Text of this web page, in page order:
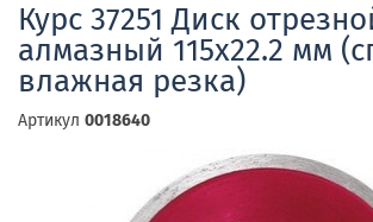
Курс 37251 Диск
алмазный 115х22.2 мм
влажная резка)
Артикул 0018640